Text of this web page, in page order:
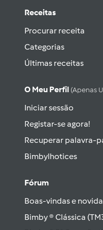
Receitas
Procurar receita
Categorias
Últimas receitas
O Meu Perfil (apenas
Iniciar sessão
Registar-se agora!
Recuperar palavra-
Bimbylhotices
Fórum
Boas-vindas e
Bimby ® Clássica